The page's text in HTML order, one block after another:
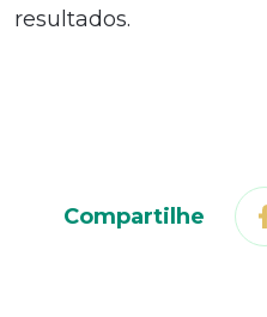
resultados.
Compartilhe